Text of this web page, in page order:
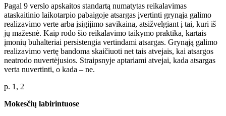
Pagal 9 verslo apskaitos standartą numatytas reikalavimas
ataskaitinio laikotarpio pabaigoje atsargas įvertinti grynąja galimo
realizavimo verte arba įsigijimo savikaina, atsižvelgiant į tai, kuri iš
jų mažesnė. Kaip rodo šio reikalavimo taikymo praktika, kartais
įmonių buhalteriai persistengia vertindami atsargas. Grynąją galimo
realizavimo vertę bandoma skaičiuoti net tais atvejais, kai atsargos
neatrodo nuvertėjusios. Straipsnyje aptariami atvejai, kada atsargas
verta nuvertinti, o kada – ne.
p. 1, 2
Mokesčių labirintuose